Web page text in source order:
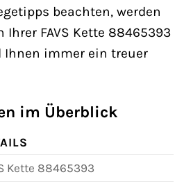
beachten, werden
Ihrer FAVS Kette 88465393
Ihnen immer ein treuer
im Überblick
Kette 88465393